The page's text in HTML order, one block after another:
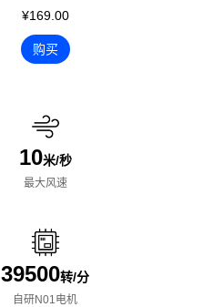
¥169.00
购买
10米/秒
最大风速
39500转/分
自研N01电机